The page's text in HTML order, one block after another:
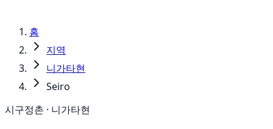
홈
지역
니가타현
Seiro
시구정촌 · 니가타현